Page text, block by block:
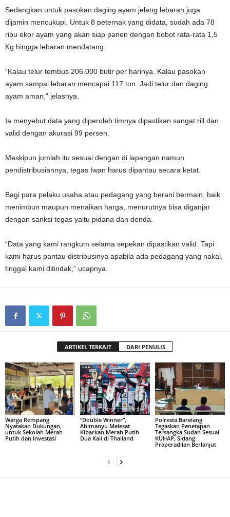
Sedangkan untuk pasokan daging ayam jelang lebaran juga
dijamin mencukupi. Untuk 8 peternak yang didata, sudah ada 78
ribu ekor ayam yang akan siap panen dengan bobot rata-rata 1,5
Kg hingga lebaran mendatang.
“Kalau telur tembus 206.000 butir per harinya. Kalau pasokan
ayam sampai lebaran mencapai 117 ton. Jadi telur dan daging
ayam aman,” jelasnya.
Ia menyebut data yang diperoleh timnya dipastikan sangat rill dan
valid dengan akurasi 99 persen.
Meskipun jumlah itu sesuai dengan di lapangan namun
pendistribusiannya, tegas Iwan harus dipantau secara ketat.
Bagi para pelaku usaha atau pedagang yang berani bermain, baik
menimbun maupun menaikan harga, menurutnya bisa diganjar
dengan sanksi tegas yaitu pidana dan denda.
“Data yang kami rangkum selama sepekan dipastikan valid. Tapi
kami harus pantau distribusinya apabila ada pedagang yang nakal,
tinggal kami ditindak,” ucapnya.
ARTIKEL TERKAIT DARI PENULIS
Warga Rempang
Nyatakan Dukungan,
untuk Sekolah Merah
Putih dan Investasi
“Double Winner”,
Abimanyu Melesat
Kibarkan Merah Putih
Dua Kali di Thailand
Polresta Barelang
Tegaskan Penetapan
Tersangka Sudah Sesuai
KUHAP, Sidang
Praperadilan Berlanjut